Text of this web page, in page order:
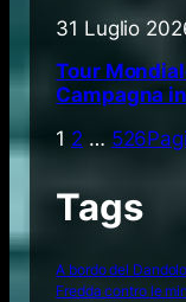
31 Luglio
Tour
Campagna
1 2 … 526
Tags
A bordo del
Fredda contro le